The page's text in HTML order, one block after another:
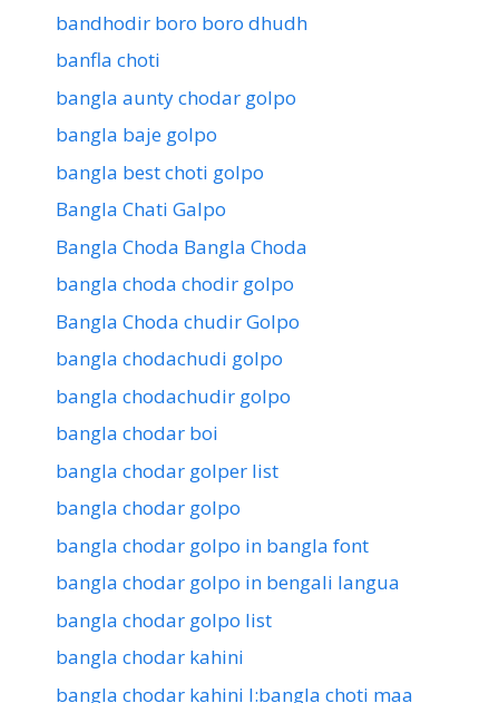
bandhodir boro boro dhudh
banfla choti
bangla aunty chodar golpo
bangla baje golpo
bangla best choti golpo
Bangla Chati Galpo
Bangla Choda Bangla Choda
bangla choda chodir golpo
Bangla Choda chudir Golpo
bangla chodachudi golpo
bangla chodachudir golpo
bangla chodar boi
bangla chodar golper list
bangla chodar golpo
bangla chodar golpo in bangla font
bangla chodar golpo in bengali langua
bangla chodar golpo list
bangla chodar kahini
bangla chodar kahini l:bangla choti maa